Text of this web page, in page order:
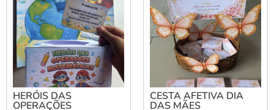
HERÓIS DAS
OPERAÇÕES
CESTA AFETIVA DIA
DAS MÃES